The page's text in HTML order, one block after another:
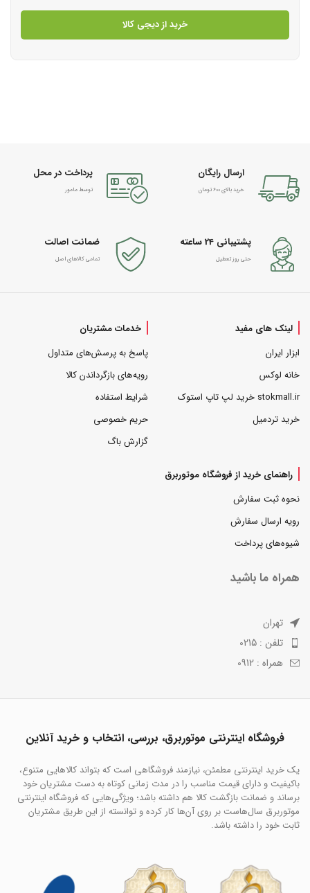
خرید از دیجی کالا
ارسال رایگان
خرید بالای 600 تومان
پرداخت در محل
توسط مامور
پشتیبانی 24 ساعته
حتی روز تعطیل
ضمانت اصالت
تمامی کالاهای اصل
لینک های مفید
ابزار ایران
خانه لوکس
stokmall.ir خرید لپ تاپ استوک
خرید تردمیل
خدمات مشتریان
پاسخ به پرسش‌های متداول
رویه‌های بازگرداندن کالا
شرایط استفاده
حریم خصوصی
گزارش باگ
راهنمای خرید از فروشگاه موتوربرق
نحوه ثبت سفارش
رویه ارسال سفارش
شیوه‌های پرداخت
همراه ما باشید
تهران
تلفن : 0215
همراه : 0912
فروشگاه اینترنتی موتوربرق، بررسی، انتخاب و خرید آنلاین
یک خرید اینترنتی مطمئن، نیازمند فروشگاهی است که بتواند کالاهایی متنوع،
باکیفیت و دارای قیمت مناسب را در مدت زمانی کوتاه به دست مشتریان خود
برساند و ضمانت بازگشت کالا هم داشته باشد؛ ویژگی‌هایی که فروشگاه اینترنتی
موتوربرق سال‌هاست بر روی آن‌ها کار کرده و توانسته از این طریق مشتریان
ثابت خود را داشته باشد.